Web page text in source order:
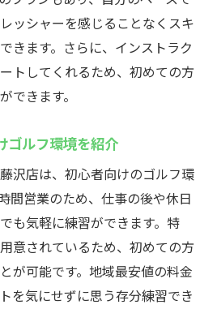
ッシャーを感じることなくスキ
きます。さらに、インストラク
トしてくれるため、初めての方
できます。
ゴルフ環境を紹介
沢店は、初心者向けのゴルフ環
間営業のため、仕事の後や休日
も気軽に練習ができます。特
意されているため、初めての方
が可能です。地域最安値の料金
を気にせずに思う存分練習でき